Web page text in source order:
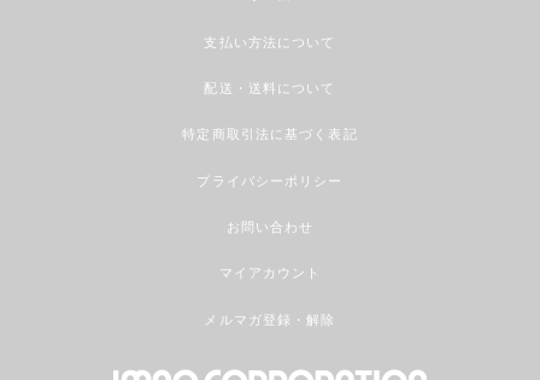
支払い方法について
配送・送料について
特定商取引法に基づく表記
プライバシーポリシー
お問い合わせ
マイアカウント
メルマガ登録・解除